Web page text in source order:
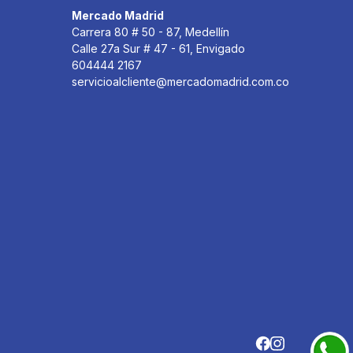
Mercado Madrid
Carrera 80 # 50 - 87, Medellín
Calle 27a Sur # 47 - 61, Envigado
604444 2167
servicioalcliente@mercadomadrid.com.co